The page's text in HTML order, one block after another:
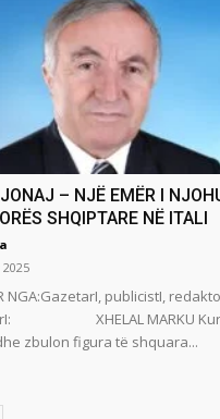
– NJË EMËR I
SHQIPTARE NË ITALI
NGA:GazetarI, publicistI,
XHELAL MARKU
zbulon figura të shquara...